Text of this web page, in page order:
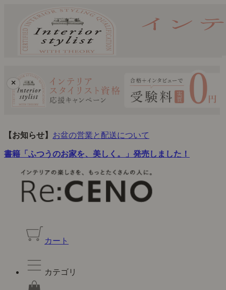
×
【お知らせ】 お盆の営業と配送について
書籍「ふつうのお家を、美しく。」発売しました！
カート
カテゴリ